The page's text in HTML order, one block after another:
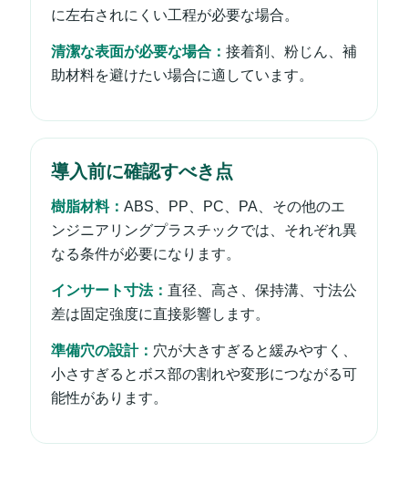
に左右されにくい工程が必要な場合。
清潔な表面が必要な場合： 接着剤、粉じん、補
助材料を避けたい場合に適しています。
導入前に確認すべき点
樹脂材料： ABS、PP、PC、PA、その他のエ
ンジニアリングプラスチックでは、それぞれ異
なる条件が必要になります。
インサート寸法： 直径、高さ、保持溝、寸法公
差は固定強度に直接影響します。
準備穴の設計： 穴が大きすぎると緩みやすく、
小さすぎるとボス部の割れや変形につながる可
能性があります。